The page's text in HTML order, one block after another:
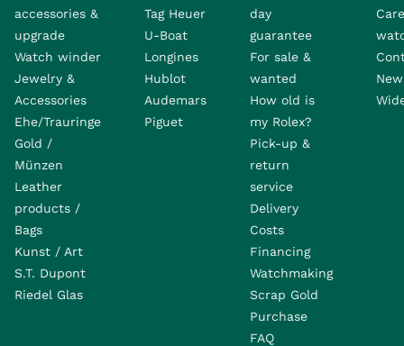
accessories &
upgrade
Watch winder
Jewelry &
Accessories
Ehe/Trauringe
Gold /
Münzen
Leather
products /
Bags
Kunst / Art
S.T. Dupont
Riedel Glas
Tag Heuer
U-Boat
Longines
Hublot
Audemars
Piguet
day
guarantee
For sale &
wanted
How old is
my Rolex?
Pick-up &
return
service
Delivery
Costs
Financing
Watchmaking
Scrap Gold
Purchase
FAQ